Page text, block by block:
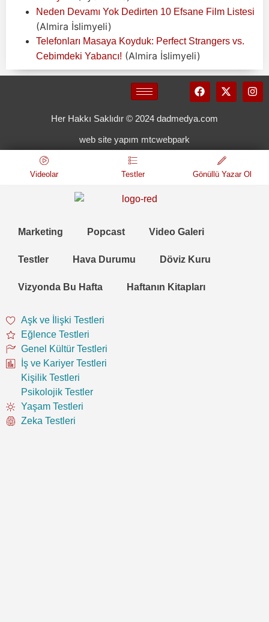
Neden Devamı Yok Dedirten 10 Efsane Film Listesi
(Almira İslimyeli)
Telefonları Masaya Koyduk: Perfect Strangers vs.
Cebimdeki Yabancı! (Almira İslimyeli)
Her Hakkı Saklıdır © 2024 dadmedya.com
web site yapım mtcwebpark
Videolar Testler Gönüllü Yazar Ol
Marketing Popcast Video Galeri
Testler Hava Durumu Döviz Kuru
Vizyonda Bu Hafta Haftanın Kitapları
Aşk ve İlişki Testleri
Eğlence Testleri
Genel Kültür Testleri
İş ve Kariyer Testleri
Kişilik Testleri
Psikolojik Testler
Yaşam Testleri
Zeka Testleri